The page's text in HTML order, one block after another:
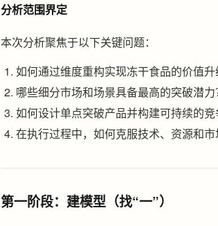
分析范围界定
本次分析聚焦于以下关键问题：
如何通过维度重构实现冻干食品的价值升
哪些细分市场和场景具备最高的突破潜力
如何设计单点突破产品并构建可持续的竞
在执行过程中，如何克服技术、资源和市
第一阶段：建模型（找“一”）